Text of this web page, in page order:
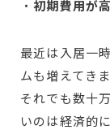
・ 初期費用が
最近は入居一
ムも増えてき
それでも数十
いのは経済的